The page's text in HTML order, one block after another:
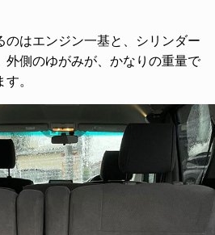
のはエンジン一基と、シリンダー
外側のゆがみが、かなりの重量で
。